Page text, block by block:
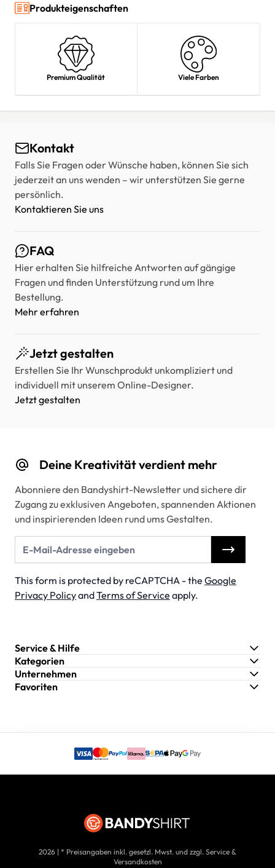
Produkteigenschaften
Premium Qualität Viele Farben
Kontakt
Falls Sie Fragen oder Wünsche haben, können Sie sich
jederzeit an uns wenden – wir unterstützen Sie gerne
persönlich.
Kontaktieren Sie uns
FAQ
Hier erhalten Sie hilfreiche Antworten auf gängige
Fragen und finden Unterstützung rund um Ihre
Bestellung.
Mehr erfahren
Jetzt gestalten
Erstellen Sie Ihr Wunschprodukt unkompliziert und
individuell mit unserem Online-Designer.
Jetzt gestalten
Deine Kreativität verdient mehr
Abonniere den Bandyshirt-Newsletter und sichere dir
Zugang zu exklusiven Angeboten, spannenden Aktionen
und inspirierenden Ideen rund ums Gestalten.
This form is protected by reCAPTCHA - the Google
Privacy PolicyandTerms of Service apply.
Service & Hilfe
Kategorien
Unternehmen
Favoriten
2026 | * Preisangaben inkl. gesetzl. Mwst. und zzgl. Service &
Versandkosten